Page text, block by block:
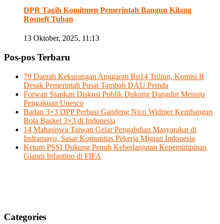
DPR Tagih Komitmen Pemerintah Bangun Kilang
Rosneft Tuban
13 Oktober, 2025, 11:13
Pos-pos Terbaru
79 Daerah Kekurangan Anggaran Rp14 Triliun, Komisi II
Desak Pemerintah Pusat Tambah DAU Pemda
Forwan Siapkan Diskusi Publik Dukung Dangdut Menuju
Pengakuan Unesco
Badan 3×3 DPP Perbasi Gandeng Nico Widmer Kembangan
Bola Basket 3×3 di Indonesia
14 Mahasiswa Taiwan Gelar Pengabdian Masyarakat di
Indramayu, Sasar Komunitas Pekerja Migran Indonesia
Ketum PSSI Dukung Penuh Keberlanjutan Kepemimpinan
Gianni Infantino di FIFA
Categories